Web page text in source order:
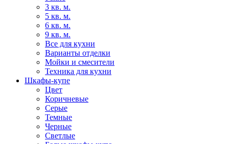
3 кв. м.
5 кв. м.
6 кв. м.
9 кв. м.
Все для кухни
Варианты отделки
Мойки и смесители
Техника для кухни
Шкафы-купе
Цвет
Коричневые
Серые
Темные
Черные
Светлые